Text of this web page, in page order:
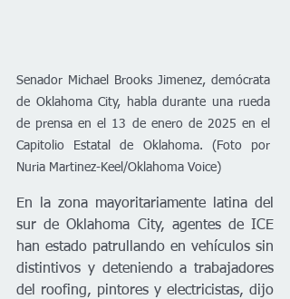
Senador Michael Brooks Jimenez, demócrata
de Oklahoma City, habla durante una rueda
de prensa en el 13 de enero de 2025 en el
Capitolio Estatal de Oklahoma. (Foto por
Nuria Martinez-Keel/Oklahoma Voice)
En la zona mayoritariamente latina del
sur de Oklahoma City, agentes de ICE
han estado patrullando en vehículos sin
distintivos y deteniendo a trabajadores
del roofing, pintores y electricistas, dijo